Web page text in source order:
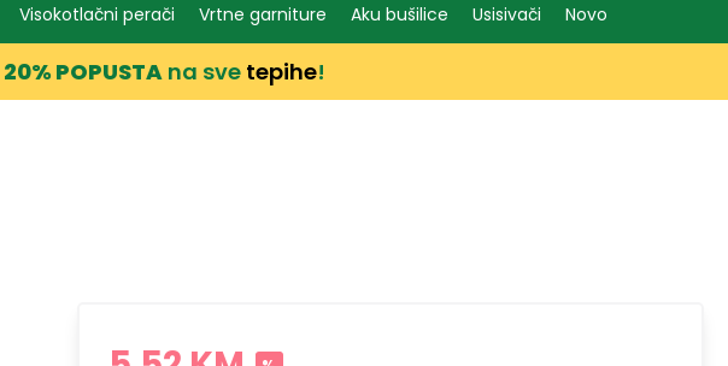
Visokotlačni perači Vrtne garniture Aku bušilice Usisivači Novo
20% POPUSTA na sve tepihe!